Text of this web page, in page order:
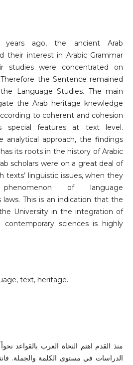
years ago, the ancient Arab
their interest in Arabic Grammar
studies were concentrated on
the Sentence remained
Language Studies. The main
the Arab heritage knewledge
to coherent and cohesion
features at text level.
analytical approach, the findings
its roots in the history of Arabic
scholars were on a great deal of
texts’ linguistic issues, when they
of language
This is an indication that the
University in the integration of
contemporary sciences is highly
text, heritage.
منذ القدم اهتم النحاة العرب بالقواعد
الدراسات في مستوى الكلمة والجملة.